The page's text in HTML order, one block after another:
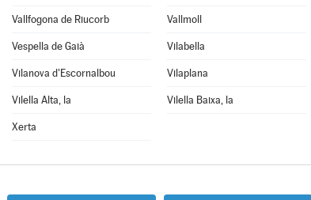
Vallfogona de Riucorb Vallmoll
Vespella de Gaià Vilabella
Vilanova d'Escornalbou Vilaplana
Vilella Alta, la Vilella Baixa, la
Xerta